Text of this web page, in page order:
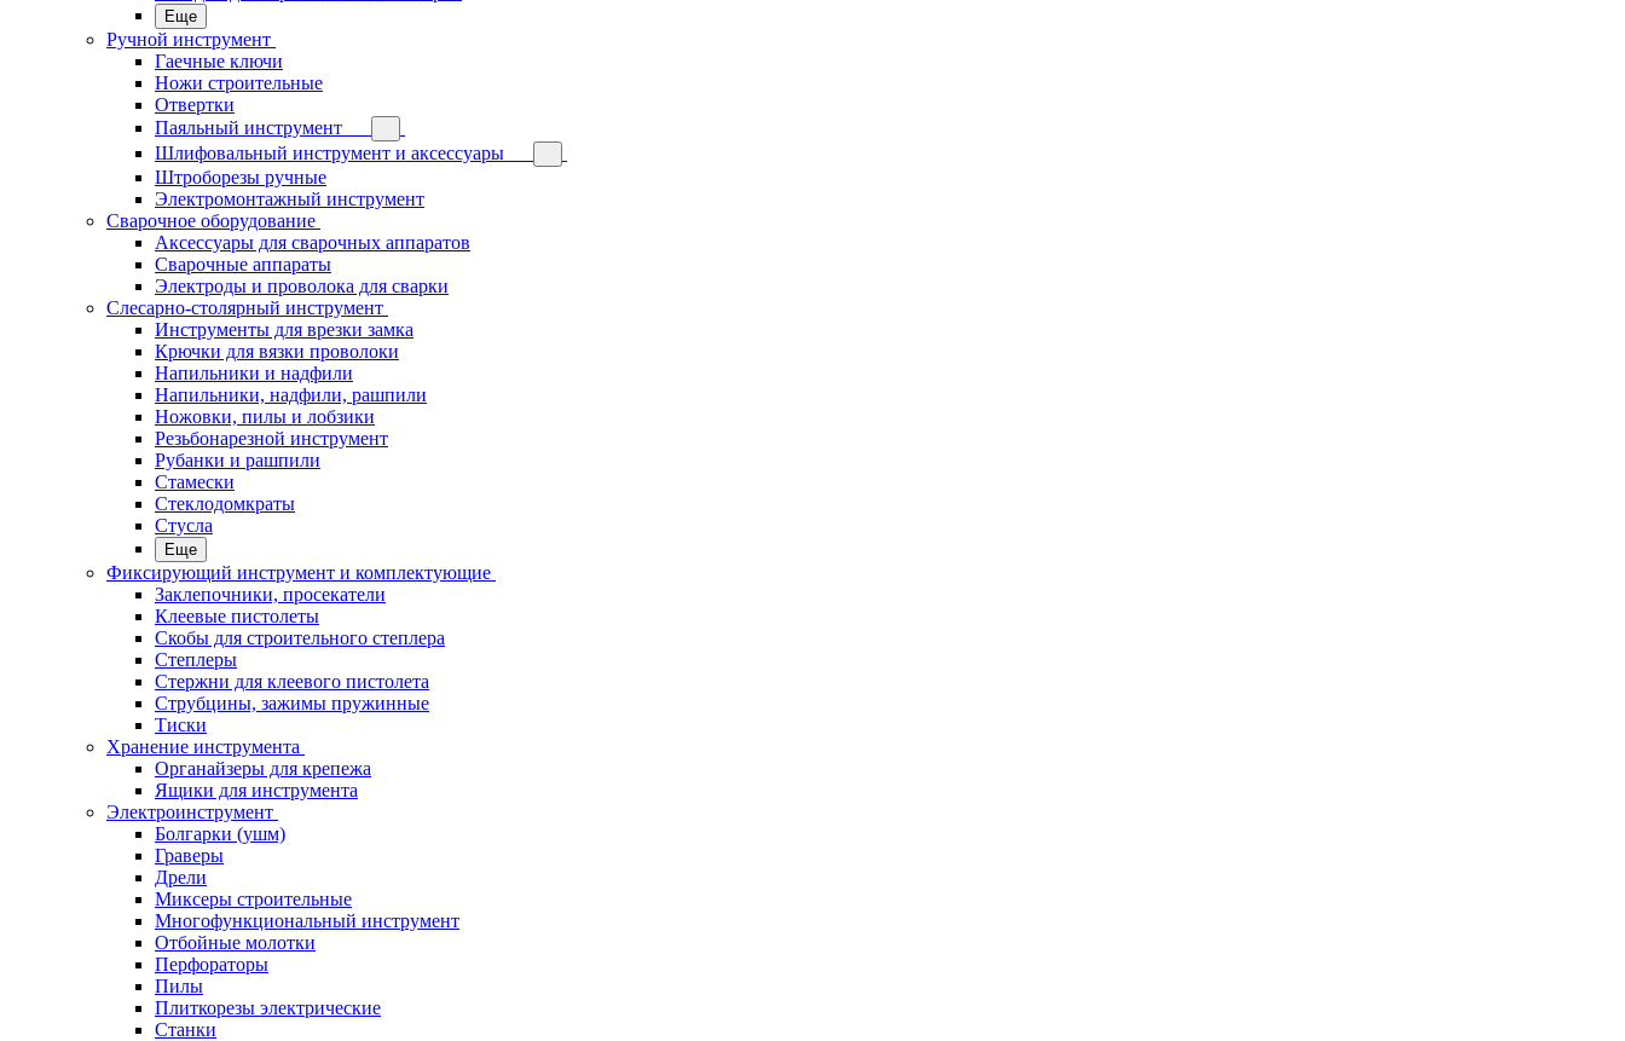
Еще
Ручной инструмент
Гаечные ключи
Ножи строительные
Отвертки
Паяльный инструмент
Шлифовальный инструмент и аксессуары
Штроборезы ручные
Электромонтажный инструмент
Сварочное оборудование
Аксессуары для сварочных аппаратов
Сварочные аппараты
Электроды и проволока для сварки
Слесарно-столярный инструмент
Инструменты для врезки замка
Крючки для вязки проволоки
Напильники и надфили
Напильники, надфили, рашпили
Ножовки, пилы и лобзики
Резьбонарезной инструмент
Рубанки и рашпили
Стамески
Стеклодомкраты
Стусла
Еще
Фиксирующий инструмент и комплектующие
Заклепочники, просекатели
Клеевые пистолеты
Скобы для строительного степлера
Степлеры
Стержни для клеевого пистолета
Струбцины, зажимы пружинные
Тиски
Хранение инструмента
Органайзеры для крепежа
Ящики для инструмента
Электроинструмент
Болгарки (ушм)
Граверы
Дрели
Миксеры строительные
Многофункциональный инструмент
Отбойные молотки
Перфораторы
Пилы
Плиткорезы электрические
Станки